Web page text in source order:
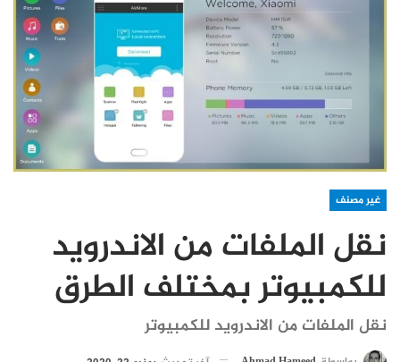
غير مصنف
نقل الملفات من الاندرويد
للكمبيوتر بمختلف الطرق
نقل الملفات من الاندرويد للكمبيوتر